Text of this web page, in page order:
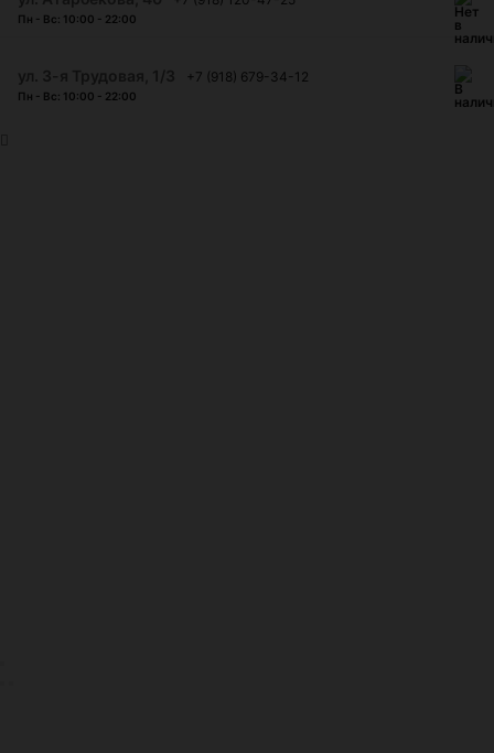
Пн - Вс: 10:00 - 22:00
+7 (918) 679-34-12
Пн - Вс: 10:00 - 22:00